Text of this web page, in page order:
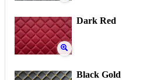
Dark Red
Black Gold